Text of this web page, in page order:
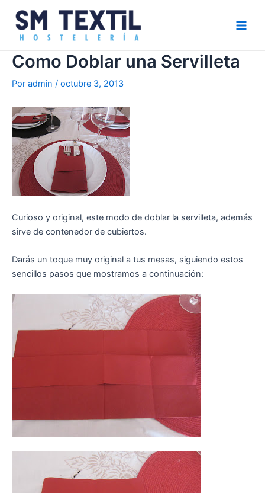
contenido
Como Doblar una Servilleta
Por admin / octubre 3, 2013
Curioso y original, este modo de doblar la servilleta, además
sirve de contenedor de cubiertos.
Darás un toque muy original a tus mesas, siguiendo estos
sencillos pasos que mostramos a continuación:
de
entradas